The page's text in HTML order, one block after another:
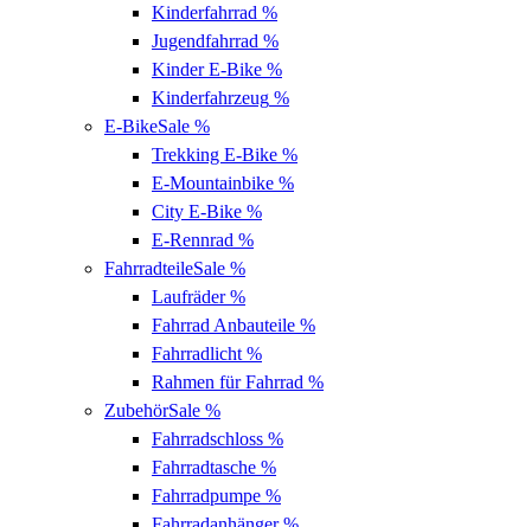
Kinderfahrrad %
Jugendfahrrad %
Kinder E-Bike %
Kinderfahrzeug %
E-BikeSale %
Trekking E-Bike %
E-Mountainbike %
City E-Bike %
E-Rennrad %
FahrradteileSale %
Laufräder%
Fahrrad Anbauteile %
Fahrradlicht %
Rahmen für Fahrrad %
ZubehörSale %
Fahrradschloss %
Fahrradtasche %
Fahrradpumpe %